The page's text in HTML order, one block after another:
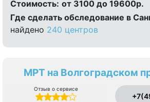
Стоимость: от 3100 до 19600р.
Где сделать обследование в
найдено 240 центров
МРТ на Волгоградском
Отзыв о сервисе